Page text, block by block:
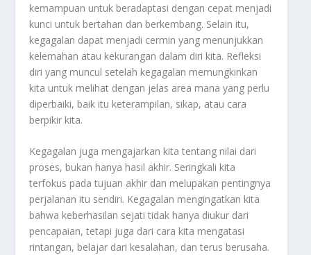
kemampuan untuk beradaptasi dengan cepat menjadi
kunci untuk bertahan dan berkembang. Selain itu,
kegagalan dapat menjadi cermin yang menunjukkan
kelemahan atau kekurangan dalam diri kita. Refleksi
diri yang muncul setelah kegagalan memungkinkan
kita untuk melihat dengan jelas area mana yang perlu
diperbaiki, baik itu keterampilan, sikap, atau cara
berpikir kita.
Kegagalan juga mengajarkan kita tentang nilai dari
proses, bukan hanya hasil akhir. Seringkali kita
terfokus pada tujuan akhir dan melupakan pentingnya
perjalanan itu sendiri. Kegagalan mengingatkan kita
bahwa keberhasilan sejati tidak hanya diukur dari
pencapaian, tetapi juga dari cara kita mengatasi
rintangan, belajar dari kesalahan, dan terus berusaha.